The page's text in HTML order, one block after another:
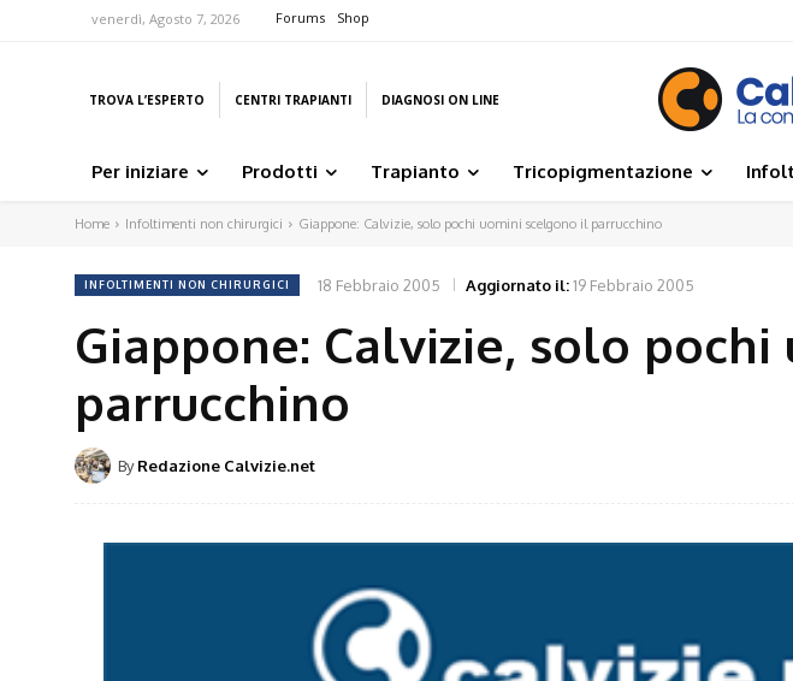
venerdì, Agosto 7, 2026 Forums Shop
TROVA L’ESPERTO CENTRI TRAPIANTI DIAGNOSI ON LINE
Per iniziare Prodotti Trapianto Tricopigmentazione
Home Infoltimenti non chirurgici Giappone: Calvizie, solo pochi uomini scelgono il parrucchino
INFOLTIMENTI NON CHIRURGICI 18 Febbraio 2005 Aggiornato il:19 Febbraio 2005
Giappone: Calvizie, solo
parrucchino
By Redazione Calvizie.net